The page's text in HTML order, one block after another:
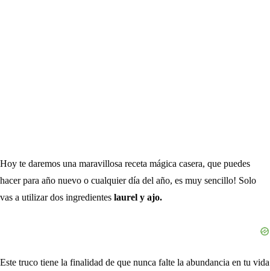
Hoy te daremos una maravillosa receta mágica casera, que puedes
hacer para año nuevo o cualquier día del año, es muy sencillo! Solo
vas a utilizar dos ingredientes laurel y ajo.
Este truco tiene la finalidad de que nunca falte la abundancia en tu vida